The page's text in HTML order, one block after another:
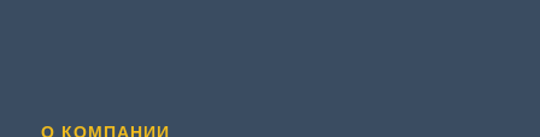
О КОМПАНИИ